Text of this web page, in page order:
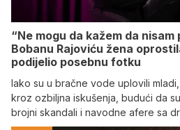
“Ne mogu da kažem da
Bobanu Rajoviću žena
podijelio posebnu fotku
Iako su u bračne vode uplovili
kroz ozbiljna iskušenja, budući da
brojni skandali i navodne afere sa